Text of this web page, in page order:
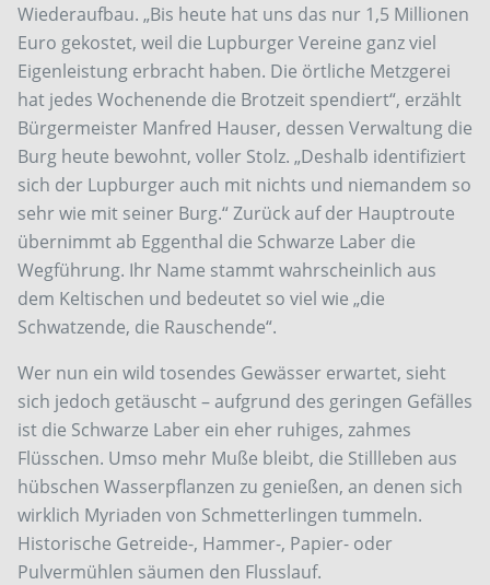
Wiederaufbau. „Bis heute hat uns das nur 1,5 Millionen
Euro gekostet, weil die Lupburger Vereine ganz viel
Eigenleistung erbracht haben. Die örtliche Metzgerei
hat jedes Wochenende die Brotzeit spendiert“, erzählt
Bürgermeister Manfred Hauser, dessen Verwaltung die
Burg heute bewohnt, voller Stolz. „Deshalb identifiziert
sich der Lupburger auch mit nichts und niemandem so
sehr wie mit seiner Burg.“ Zurück auf der Hauptroute
übernimmt ab Eggenthal die Schwarze Laber die
Wegführung. Ihr Name stammt wahrscheinlich aus
dem Keltischen und bedeutet so viel wie „die
Schwatzende, die Rauschende“.
Wer nun ein wild tosendes Gewässer erwartet, sieht
sich jedoch getäuscht – aufgrund des geringen Gefälles
ist die Schwarze Laber ein eher ruhiges, zahmes
Flüsschen. Umso mehr Muße bleibt, die Stillleben aus
hübschen Wasserpflanzen zu genießen, an denen sich
wirklich Myriaden von Schmetterlingen tummeln.
Historische Getreide-, Hammer-, Papier- oder
Pulvermühlen säumen den Flusslauf.